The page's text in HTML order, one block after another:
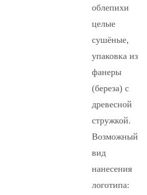
облепихи
целые
сушёные,
упаковка из
фанеры
(береза) с
древесной
стружкой.
Возможный
вид
нанесения
логотипа: